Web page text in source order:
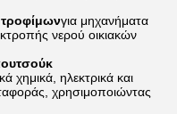
για μηχανήματα
νερού οικιακών
χημικά, ηλεκτρικά και
χρησιμοποιώντας